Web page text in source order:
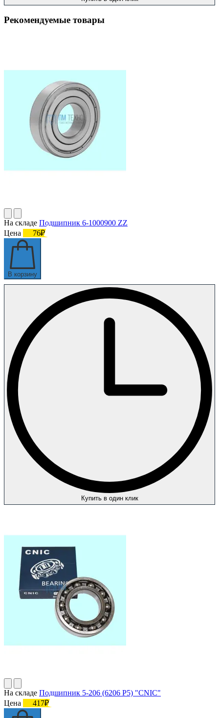
Рекомендуемые товары
На складе Подшипник 6-1000900 ZZ
Цена
76₽
В корзину
Купить в один клик
На складе Подшипник 5-206 (6206 P5) "CNIC"
Цена
417₽